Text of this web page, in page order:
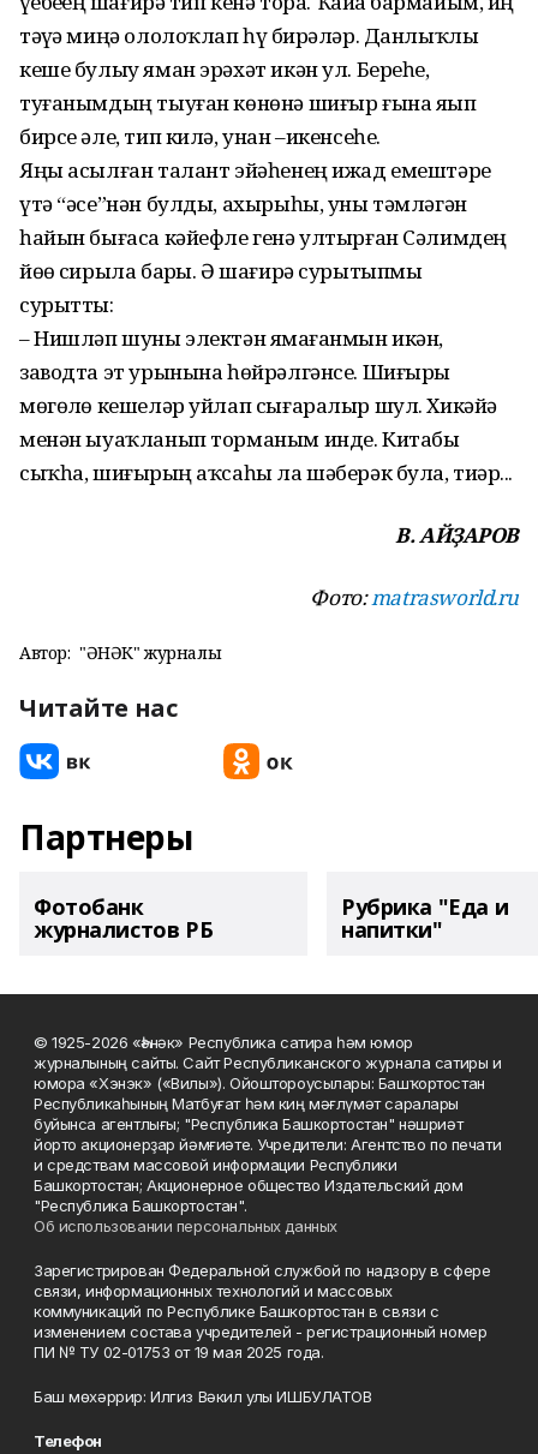
тәүҙә миңә оло­лоҡлап һүҙ бирәләр. Данлыҡлы
кеше булыу яман эрәхәт икән ул. Береһе,
туғанымдың тыуған көнөнә ши­ғыр ғына яҙып
бирсе әле, тип ки­лә, унан –икенсеһе.
Яңы асылған талант эйәһенең ижад емештәре
үтә “әсе”нән булды, ахырыһы, уны тәмләгән
һайын бығаса кәйефле генә ултырған Сәлимдең
йөҙө сирыла барҙы. Ә шағирә сурытыпмы
сурытты:
– Нишләп шуны электән яҙма­ғанмын икән,
заводта эт урынына һөйрәлгәнсе. Шиғырҙы
мөгөҙлө кешеләр уйлап сығаралыр шул. Хикәйә
менән ыуаҡланып тор­маным инде. Китабы
сыҡһа, ши­ғырҙың аҡсаһы ла шәберәк була, тиҙәр...
В. АЙҘАРОВ
Фото:matrasworld.ru
Автор: "ҺӘНӘК" журналы
Читайте нас
Партнеры
Фотобанк
журналистов РБ
Рубрика "Еда и
напитки"
© 1925-2026 «Һәнәк» Республика сатира һәм юмор
журналының сайты. Сайт Республиканского журнала сатиры и
юмора «Хэнэк» («Вилы»). Ойоштороусылары: Башҡортостан
Республикаһының Матбуғат һәм киң мәғлүмәт саралары
буйынса агентлығы; "Республика Башкортостан" нәшриәт
йорто акционерҙар йәмғиәте. Учредители: Агентство по печати
и средствам массовой информации Республики
Башкортостан; Акционерное общество Издательский дом
"Республика Башкортостан".
Об использовании персональных данных
Зарегистрирован Федеральной службой по надзору в сфере
связи, информационных технологий и массовых
коммуникаций по Республике Башкортостан в связи с
изменением состава учредителей - регистрационный номер
ПИ № ТУ 02-01753 от 19 мая 2025 года.
Баш мөхәррир: Илгиз Вәкил улы ИШБУЛАТОВ
Телефон